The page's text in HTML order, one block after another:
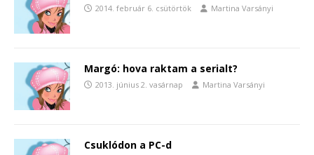
2014. február 6. csütörtök Martina Varsányi
Margó: hova raktam a serialt?
2013. június 2. vasárnap Martina Varsányi
Csuklódon a PC-d